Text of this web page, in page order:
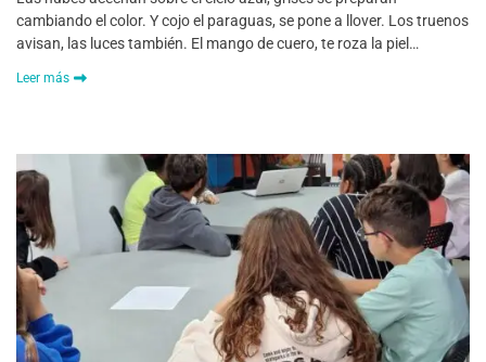
cambiando el color. Y cojo el paraguas, se pone a llover. Los truenos
avisan, las luces también. El mango de cuero, te roza la piel…
Leer más